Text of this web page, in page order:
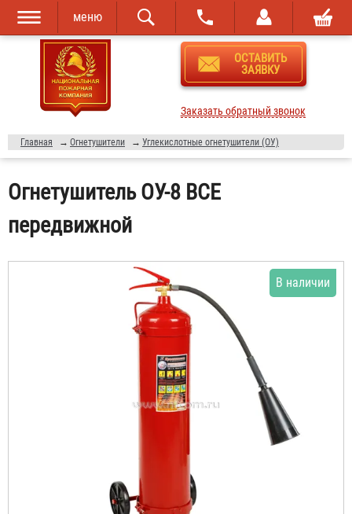
Перейти к
основному
содержанию
Skip to
navigation
меню
ОСТАВИТЬ
ЗАЯВКУ
Заказать обратный звонок
Главная → Огнетушители → Углекислотные огнетушители (ОУ)
Огнетушитель ОУ-8 BCE
передвижной
В наличии